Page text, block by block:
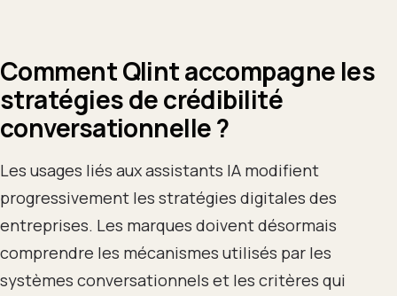
Comment Qlint accompagne les
stratégies de crédibilité
conversationnelle ?
Les usages liés aux assistants IA modifient
progressivement les stratégies digitales des
entreprises. Les marques doivent désormais
comprendre les mécanismes utilisés par les
systèmes conversationnels et les critères qui